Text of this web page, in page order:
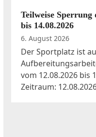
buttons
Teilweise Sperrung
bis 14.08.2026
6. August 2026
Der Sportplatz ist
vom 12.08.2026 bis
Zeitraum: